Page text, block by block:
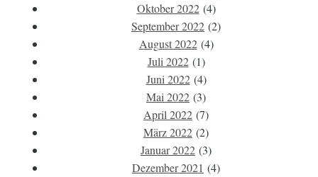
Oktober 2022(4)
September 2022 (2)
August 2022(4)
Juli 2022(1)
Juni 2022(4)
Mai 2022 (3)
April 2022 (7)
März 2022 (2)
Januar 2022 (3)
Dezember 2021 (4)